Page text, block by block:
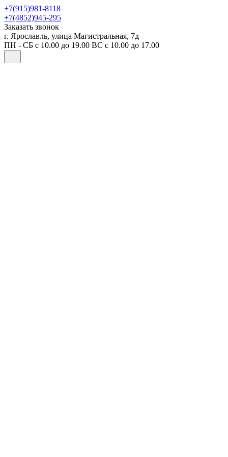
+7(915)981-8118
+7(4852)945-295
Заказать звонок
г. Ярославль, улица Магистральная, 7д
ПН - СБ с 10.00 до 19.00 ВС с 10.00 до 17.00